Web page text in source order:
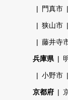
門真市
狭山市
藤井寺
兵庫県
小野市
京都府